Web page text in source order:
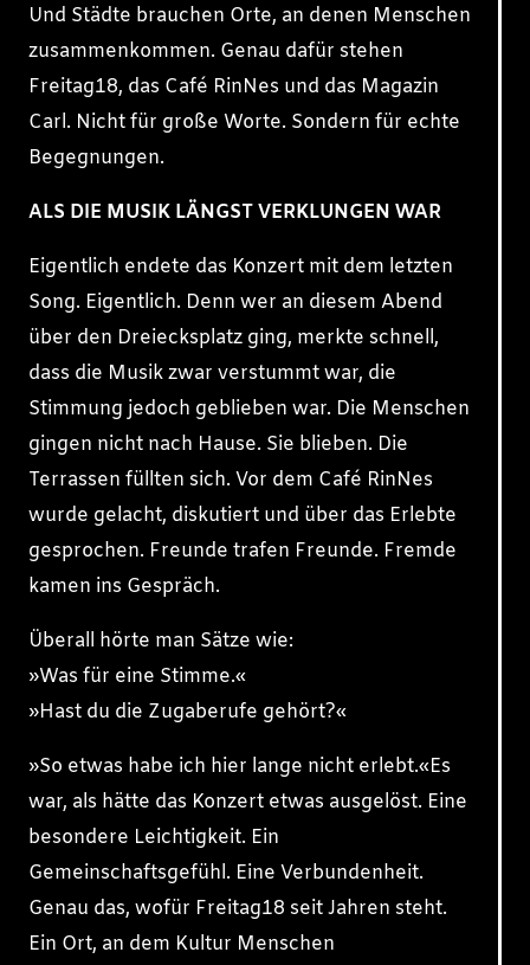
Und Städte brauchen Orte, an denen Menschen
zusammenkommen. Genau dafür stehen
Freitag18, das Café RinNes und das Magazin
Carl. Nicht für große Worte. Sondern für echte
Begegnungen.
ALS DIE MUSIK LÄNGST VERKLUNGEN WAR
Eigentlich endete das Konzert mit dem letzten
Song. Eigentlich. Denn wer an diesem Abend
über den Dreiecksplatz ging, merkte schnell,
dass die Musik zwar verstummt war, die
Stimmung jedoch geblieben war. Die Menschen
gingen nicht nach Hause. Sie blieben. Die
Terrassen füllten sich. Vor dem Café RinNes
wurde gelacht, diskutiert und über das Erlebte
gesprochen. Freunde trafen Freunde. Fremde
kamen ins Gespräch.
Überall hörte man Sätze wie:
»Was für eine Stimme.«
»Hast du die Zugaberufe gehört?«
»So etwas habe ich hier lange nicht erlebt.«Es
war, als hätte das Konzert etwas ausgelöst. Eine
besondere Leichtigkeit. Ein
Gemeinschaftsgefühl. Eine Verbundenheit.
Genau das, wofür Freitag18 seit Jahren steht.
Ein Ort, an dem Kultur Menschen